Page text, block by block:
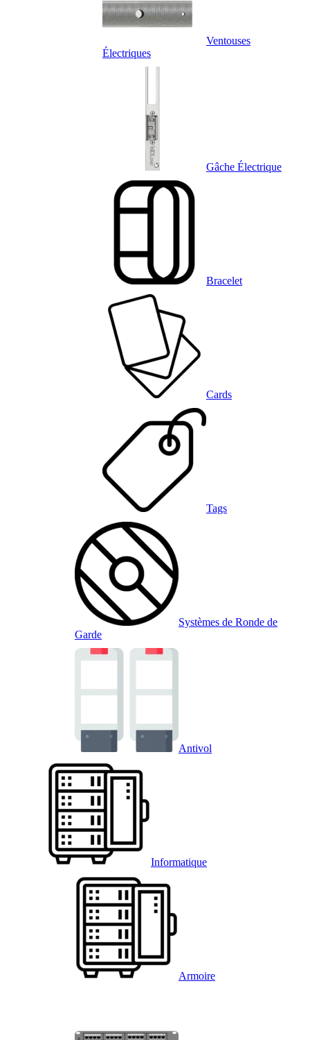
Ventouses
Électriques
Gâche Électrique
Bracelet
Cards
Tags
Systèmes de Ronde de
Garde
Antivol
Informatique
Armoire